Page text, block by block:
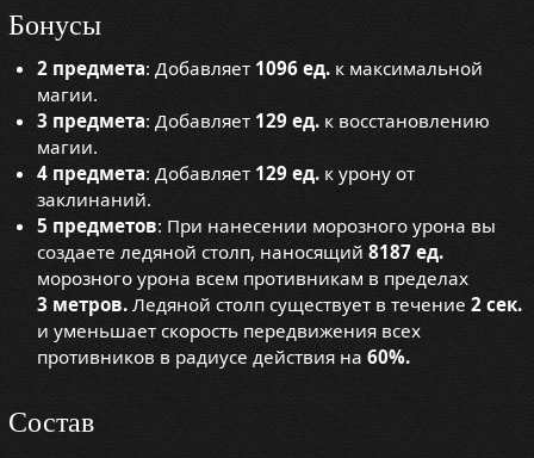
Бонусы
2 предмета: Добавляет 1096 ед. к максимальной
магии.
3 предмета: Добавляет 129 ед. к восстановлению
магии.
4 предмета: Добавляет 129 ед. к урону от
заклинаний.
5 предметов: При нанесении морозного урона вы
создаете ледяной столп, наносящий8187 ед.
морозного урона всем противникам в пределах
3 метров. Ледяной столп существует в течение2 сек.
и уменьшает скорость передвижения всех
противников в радиусе действия на60%.
Состав